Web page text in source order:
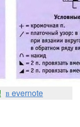
в evernote